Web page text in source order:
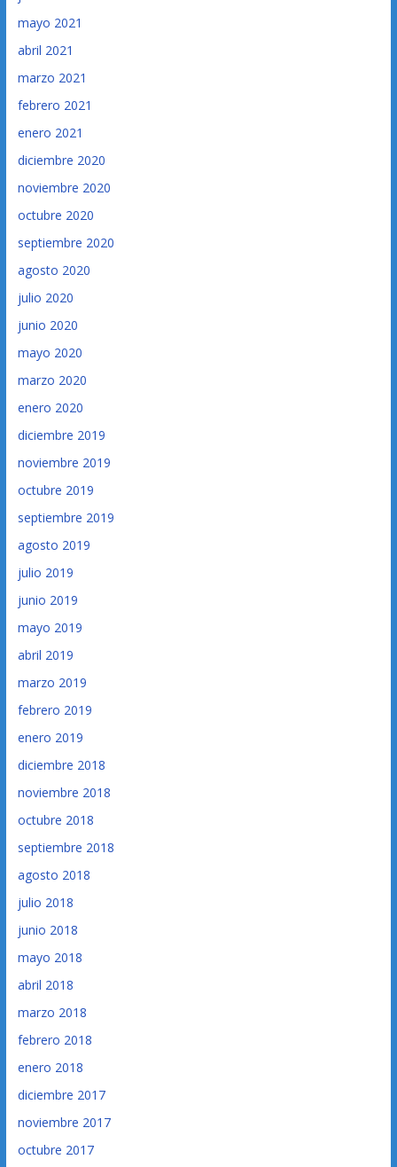
mayo 2021
abril 2021
marzo 2021
febrero 2021
enero 2021
diciembre 2020
noviembre 2020
octubre 2020
septiembre 2020
agosto 2020
julio 2020
junio 2020
mayo 2020
marzo 2020
enero 2020
diciembre 2019
noviembre 2019
octubre 2019
septiembre 2019
agosto 2019
julio 2019
junio 2019
mayo 2019
abril 2019
marzo 2019
febrero 2019
enero 2019
diciembre 2018
noviembre 2018
octubre 2018
septiembre 2018
agosto 2018
julio 2018
junio 2018
mayo 2018
abril 2018
marzo 2018
febrero 2018
enero 2018
diciembre 2017
noviembre 2017
octubre 2017